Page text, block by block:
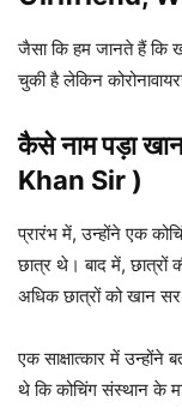
जैसा कि हम जानते हैं कि
चुकी है लेकिन
कैसे नाम पड़ा
Khan Sir )
प्रारंभ में, उन्होंने एक
छात्र थे। बाद में,
अधिक छात्रों को खान सर
एक साक्षात्कार में उन्होंने
थे कि कोचिंग संस्थान के